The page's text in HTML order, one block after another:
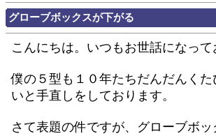
グローブボックスが下がる
こんにちは。いつもお世話になって
僕の５型も１０年たちだんだんく
いと手直しをしております。
さて表題の件ですが、グローブボ